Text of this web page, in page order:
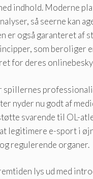
indhold. Moderne
så seerne kan
er også garanteret af
som beroliger
for deres
spillernes
nyder nu godt af
svarende til OL-
legitimere e-sport i
regulerende organer.
lys ud med